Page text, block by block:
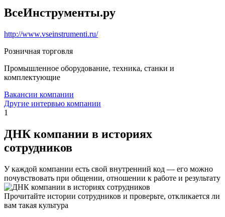
ВсеИнструменты.ру
http://www.vseinstrumenti.ru/
Розничная торговля
Промышленное оборудование, техника, станки и
комплектующие
Вакансии компании
Другие интервью компании
1
ДНК компании в историях
сотрудников
У каждой компании есть свой внутренний код — его можно
почувствовать при общении, отношении к работе и результату
Прочитайте истории сотрудников и проверьте, откликается ли
вам такая культура